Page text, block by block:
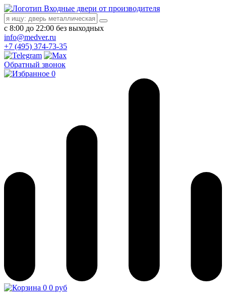
Входные двери от производителя
с 8:00 до 22:00 без выходных
info@medver.ru
+7 (495) 374-73-35
Обратный звонок
0
0 0 руб